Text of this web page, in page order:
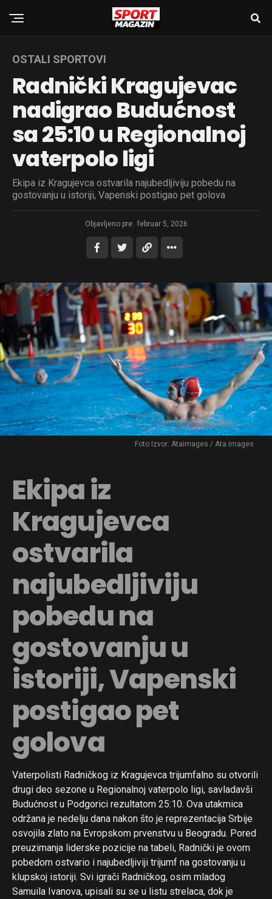
OSTALI SPORTOVI
Radnički Kragujevac
nadigrao Budućnost
sa 25:10 u Regionalnoj
vaterpolo ligi
Ekipa iz Kragujevca ostvarila najubedljiviju pobedu na
gostovanju u istoriji, Vapenski postigao pet golova
Objavljeno pre: februar 5, 2026
Foto Izvor: Ataimages / Ata images
Ekipa iz
Kragujevca
ostvarila
najubedljiviju
pobedu na
gostovanju u
istoriji, Vapenski
postigao pet
golova
Vaterpolisti Radničkog iz Kragujevca trijumfalno su otvorili
drugi deo sezone u Regionalnoj vaterpolo ligi, savladavši
Budućnost u Podgorici rezultatom 25:10. Ova utakmica
održana je nedelju dana nakon što je reprezentacija Srbije
osvojila zlato na Evropskom prvenstvu u Beogradu. Pored
preuzimanja liderske pozicije na tabeli, Radnički je ovom
pobedom ostvario i najubedljiviji trijumf na gostovanju u
klupskoj istoriji. Svi igrači Radničkog, osim mladog
Samuila Ivanova, upisali su se u listu strelaca, dok je